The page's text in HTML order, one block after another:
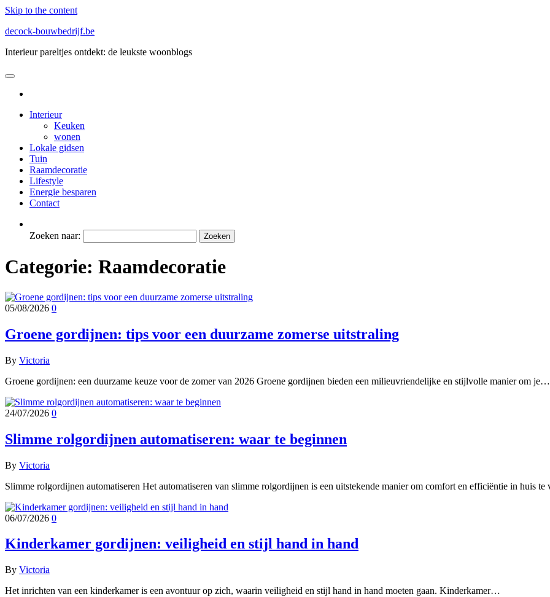
Skip to the content
decock-bouwbedrijf.be
Interieur pareltjes ontdekt: de leukste woonblogs
Interieur
Keuken
wonen
Lokale gidsen
Tuin
Raamdecoratie
Lifestyle
Energie besparen
Contact
Zoeken naar:
Categorie: Raamdecoratie
05/08/2026 0
Groene gordijnen: tips voor een duurzame zomerse uitstraling
By Victoria
Groene gordijnen: een duurzame keuze voor de zomer van 2026 Groene gordijnen bieden een milieuvriendelijke en stijlvolle manier om je…
24/07/2026 0
Slimme rolgordijnen automatiseren: waar te beginnen
By Victoria
Slimme rolgordijnen automatiseren Het automatiseren van slimme rolgordijnen is een uitstekende manier om comfort en efficiëntie in huis
06/07/2026 0
Kinderkamer gordijnen: veiligheid en stijl hand in hand
By Victoria
Het inrichten van een kinderkamer is een avontuur op zich, waarin veiligheid en stijl hand in hand moeten gaan. Kinderkamer…